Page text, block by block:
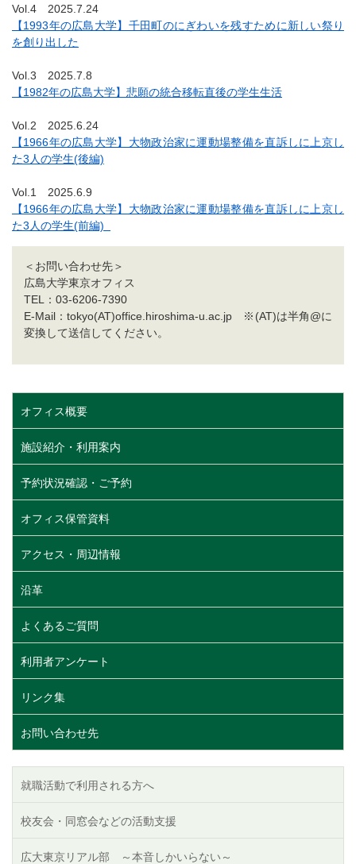
Vol.4 2025.7.24
【1993年の広島大学】千田町のにぎわいを残すために新しい祭り
を創り出した
Vol.3 2025.7.8
【1982年の広島大学】悲願の統合移転直後の学生生活
Vol.2 2025.6.24
【1966年の広島大学】大物政治家に運動場整備を直訴しに上京し
た3人の学生(後編)
Vol.1 2025.6.9
【1966年の広島大学】大物政治家に運動場整備を直訴しに上京し
た3人の学生(前編)
＜お問い合わせ先＞
広島大学東京オフィス
TEL：03-6206-7390
E-Mail：tokyo(AT)office.hiroshima-u.ac.jp ※(AT)は半角@に
変換して送信してください。
オフィス概要
施設紹介・利用案内
予約状況確認・ご予約
オフィス保管資料
アクセス・周辺情報
沿革
よくあるご質問
利用者アンケート
リンク集
お問い合わせ先
就職活動で利用される方へ
校友会・同窓会などの活動支援
広大東京リアル部 ～本音しかいらない～